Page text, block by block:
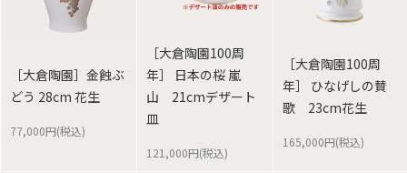
［大倉陶園］金蝕ぶ
どう 28cm 花生
77,000円(税込)
［大倉陶園100周
年］ 日本の桜 嵐
山 21cmデザート
皿
121,000円(税込)
［大倉陶園100周
年］ ひなげしの賛
歌 23cm花生
165,000円(税込)